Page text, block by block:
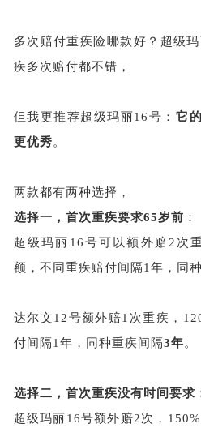
多次赔付重疾险哪款好？超级
疾多次赔付都不错，
但我更推荐超级玛丽16号：它
更优秀。
两款都有两种选择，
选择一，首次重疾要求65岁前 ：
超级玛丽 16号可以额外赔2次
额，不同重疾赔付间隔1年，同
达尔文12号额外赔1次重疾，
付间隔1年，同种重疾间隔3年。
选择二，首次重疾没有时间要求
超级玛丽16号额外赔2次，